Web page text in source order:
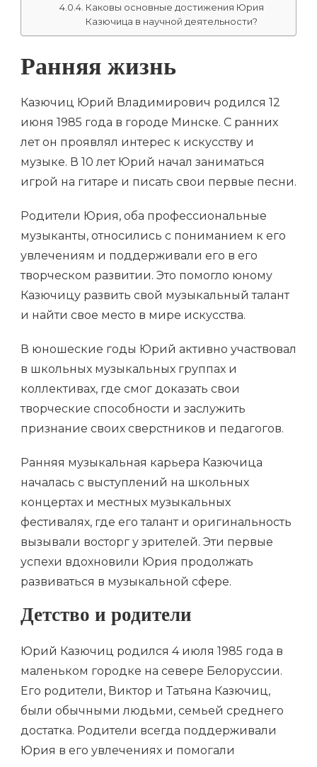
Каковы основные достижения Юрия
Казючица в научной деятельности?
Ранняя жизнь
Казючиц Юрий Владимирович родился 12
июня 1985 года в городе Минске. С ранних
лет он проявлял интерес к искусству и
музыке. В 10 лет Юрий начал заниматься
игрой на гитаре и писать свои первые песни.
Родители Юрия, оба профессиональные
музыканты, относились с пониманием к его
увлечениям и поддерживали его в его
творческом развитии. Это помогло юному
Казючицу развить свой музыкальный талант
и найти свое место в мире искусства.
В юношеские годы Юрий активно участвовал
в школьных музыкальных группах и
коллективах, где смог доказать свои
творческие способности и заслужить
признание своих сверстников и педагогов.
Ранняя музыкальная карьера Казючица
началась с выступлений на школьных
концертах и местных музыкальных
фестивалях, где его талант и оригинальность
вызывали восторг у зрителей. Эти первые
успехи вдохновили Юрия продолжать
развиваться в музыкальной сфере.
Детство и родители
Юрий Казючиц родился 4 июля 1985 года в
маленьком городке на севере Белоруссии.
Его родители, Виктор и Татьяна Казючиц,
были обычными людьми, семьей среднего
достатка. Родители всегда поддерживали
Юрия в его увлечениях и помогали